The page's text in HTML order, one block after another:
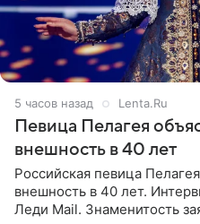
5 часов назад Lenta.Ru
Певица Пелагея
внешность в 40 лет
Российская певица
внешность в 40 лет.
Леди Mail. Знаменитость